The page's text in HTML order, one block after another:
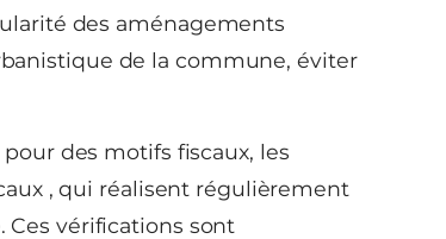
des aménagements
de la commune, éviter
des motifs fiscaux, les
, qui réalisent régulièrement
Ces vérifications sont